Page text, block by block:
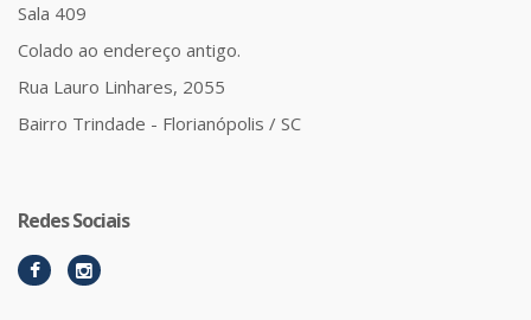
Sala 409
Colado ao endereço antigo.
Rua Lauro Linhares, 2055
Bairro Trindade - Florianópolis / SC
Redes Sociais